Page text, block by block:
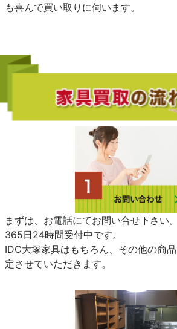
も喜んで買い取りに伺います。
まずは、お電話にてお問い合せ下さい。
365日24時間受付中です。
IDC大塚家具はもちろん、その他の商
定させていただきます。